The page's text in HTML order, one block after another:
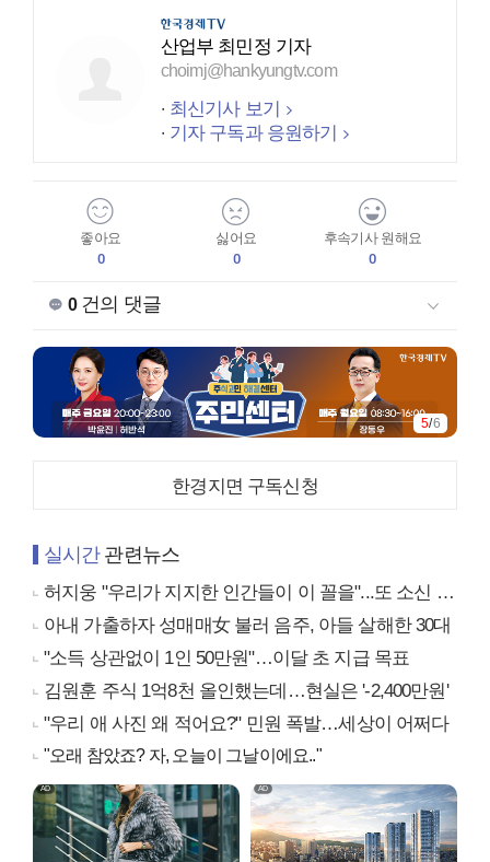
산업부 최민정 기자
choimj@hankyungtv.com
최신기사 보기
기자 구독과 응원하기
좋아요
0
싫어요
0
후속기사 원해요
0
0건의 댓글
5/6
한경지면 구독신청
실시간관련뉴스
허지웅 "우리가 지지한 인간들이 이 꼴을"...또 소신 발언
아내 가출하자 성매매女 불러 음주, 아들 살해한 30대
"소득 상관없이 1인 50만원"…이달 초 지급 목표
김원훈 주식 1억8천 올인했는데…현실은 '-2,400만원'
"우리 애 사진 왜 적어요?" 민원 폭발…세상이 어쩌다
"오래 참았죠? 자, 오늘이 그날이에요.."